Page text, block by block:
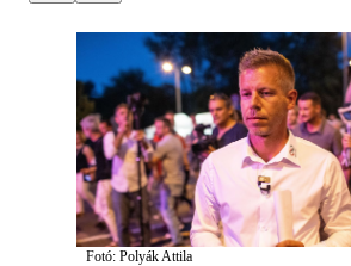
Fotó: Polyák Attila